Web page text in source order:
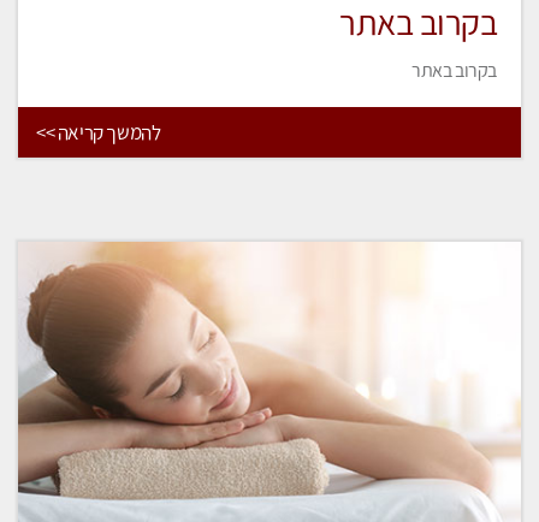
בקרוב באתר
בקרוב באתר
להמשך קריאה >>